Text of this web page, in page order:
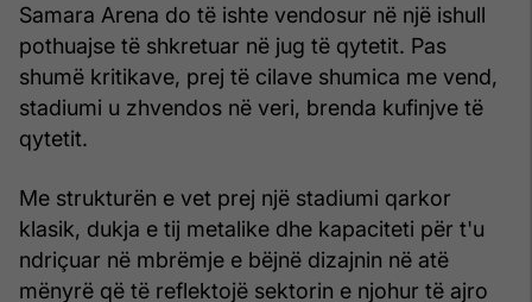
Samara Arena do të ishte vendosur në një ishull
pothuajse të shkretuar në jug të qytetit. Pas
shumë kritikave, prej të cilave shumica me vend,
stadiumi u zhvendos në veri, brenda kufinjve të
qytetit.
Me strukturën e vet prej një stadiumi qarkor
klasik, dukja e tij metalike dhe kapaciteti për t'u
ndriçuar në mbrëmje e bëjnë dizajnin në atë
mënyrë që të reflektojë sektorin e njohur të ajro